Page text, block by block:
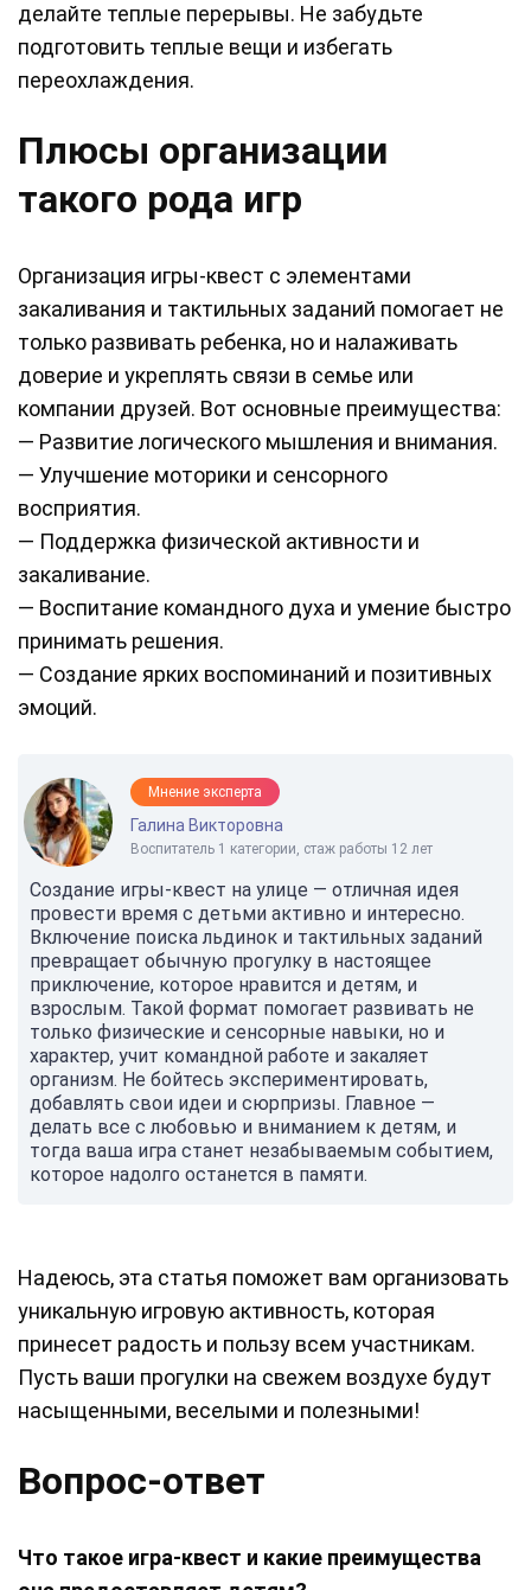
делайте теплые перерывы. Не забудьте
подготовить теплые вещи и избегать
переохлаждения.
Плюсы организации
такого рода игр
Организация игры-квест с элементами
закаливания и тактильных заданий помогает не
только развивать ребенка, но и налаживать
доверие и укреплять связи в семье или
компании друзей. Вот основные преимущества:
— Развитие логического мышления и внимания.
— Улучшение моторики и сенсорного
восприятия.
— Поддержка физической активности и
закаливание.
— Воспитание командного духа и умение быстро
принимать решения.
— Создание ярких воспоминаний и позитивных
эмоций.
Мнение эксперта
Галина Викторовна
Воспитатель 1 категории, стаж работы 12 лет
Создание игры-квест на улице — отличная идея
провести время с детьми активно и интересно.
Включение поиска льдинок и тактильных заданий
превращает обычную прогулку в настоящее
приключение, которое нравится и детям, и
взрослым. Такой формат помогает развивать не
только физические и сенсорные навыки, но и
характер, учит командной работе и закаляет
организм. Не бойтесь экспериментировать,
добавлять свои идеи и сюрпризы. Главное —
делать все с любовью и вниманием к детям, и
тогда ваша игра станет незабываемым событием,
которое надолго останется в памяти.
Надеюсь, эта статья поможет вам организовать
уникальную игровую активность, которая
принесет радость и пользу всем участникам.
Пусть ваши прогулки на свежем воздухе будут
насыщенными, веселыми и полезными!
Вопрос-ответ
Что такое игра-квест и какие преимущества